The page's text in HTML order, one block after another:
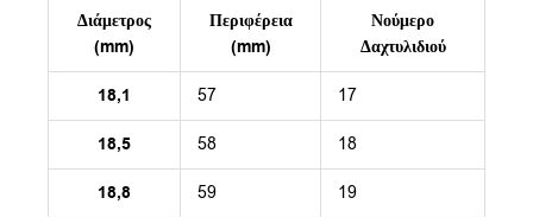
Διάμετρος
(mm)
Περιφέρεια
(mm)
Νούμερο
Δαχτυλιδιού
18,1 57 17
18,5 58 18
18,8 59 19